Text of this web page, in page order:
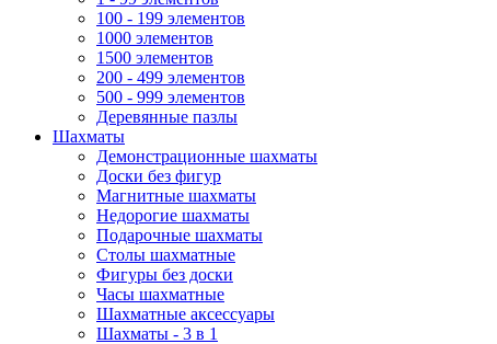
100 - 199 элементов
1000 элементов
1500 элементов
200 - 499 элементов
500 - 999 элементов
Деревянные пазлы
Шахматы
Демонстрационные шахматы
Доски без фигур
Магнитные шахматы
Недорогие шахматы
Подарочные шахматы
Столы шахматные
Фигуры без доски
Часы шахматные
Шахматные аксессуары
Шахматы - 3 в 1